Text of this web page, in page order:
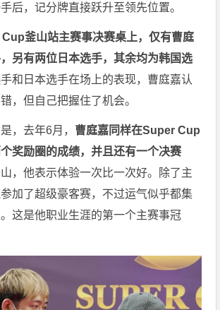
后，记分牌直接跃升至领先位置。
釜山站主赛事决赛桌上，仅有曹庭
另有两位日本选手，其余均为韩国选
和日本选手在场上的表现，曹庭嘉认
，但自己把握住了机会。
，去年6月， 曹庭嘉同样在Super Cup
奖励圈的成绩，并且还有一个决赛
，他表示体验一次比一次好。除了主
加了超级豪客赛，不过运气似乎都集
这是他职业生涯的第一个主赛事冠